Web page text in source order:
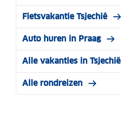
Fietsvakantie Tsjechië
Auto huren in Praag
Alle vakanties in Tsjechië
Alle rondreizen